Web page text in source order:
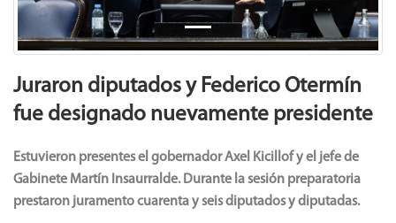
Juraron diputados y Federico Otermín
fue designado nuevamente presidente
Estuvieron presentes el gobernador Axel Kicillof y el jefe de
Gabinete Martín Insaurralde. Durante la sesión preparatoria
prestaron juramento cuarenta y seis diputados y diputadas.